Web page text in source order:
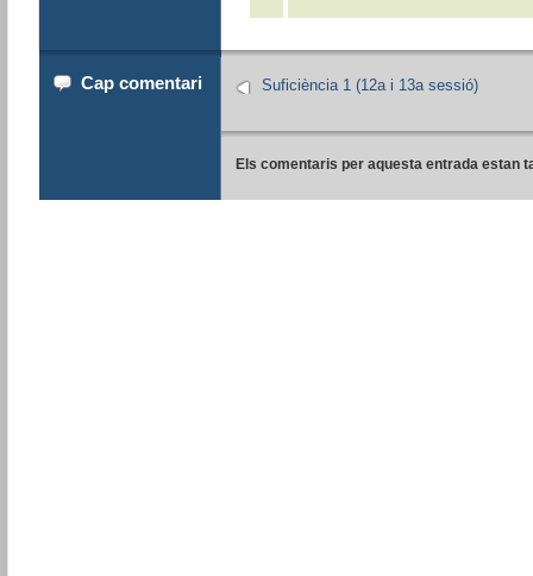
Cap comentari Suficiència 1 (12a i 13a sessió)
Els comentaris per aquesta entrada estan